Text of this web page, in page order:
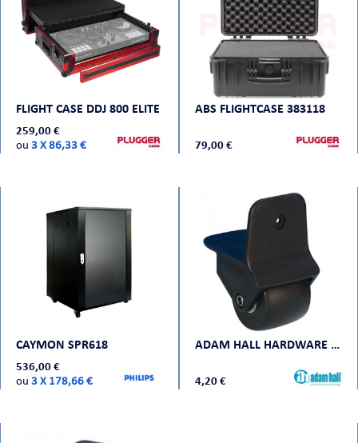
FLIGHT CASE DDJ 800 ELITE
259,00 €
ou 3 X 86,33 €
ABS FLIGHTCASE 383118
79,00 €
CAYMON SPR618
536,00 €
ou 3 X 178,66 €
ADAM HALL HARDWARE 3780
4,20 €